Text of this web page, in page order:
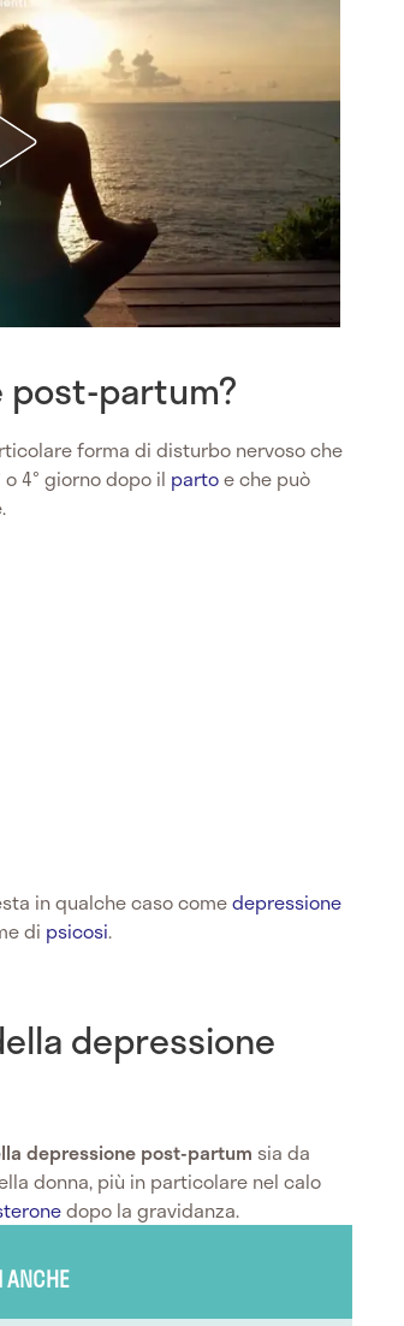
post-partum?
forma di disturbo nervoso che
4° giorno dopo il partoe che può
in qualche caso comedepressione
di psicosi.
depressione
depressione post-partum sia da
donna, più in particolare nel calo
dopo la gravidanza.
ANCHE